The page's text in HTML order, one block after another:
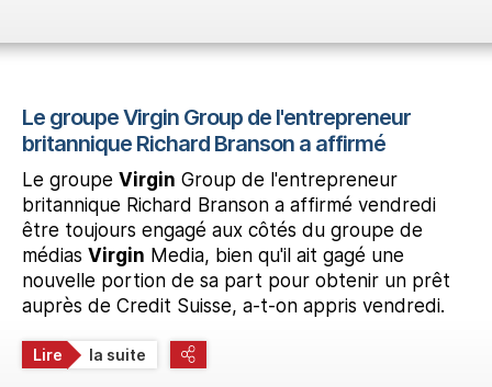
Le groupe Virgin Group de l'entrepreneur
britannique Richard Branson a affirmé
Le groupe Virgin Group de l'entrepreneur
britannique Richard Branson a affirmé vendredi
être toujours engagé aux côtés du groupe de
médias Virgin Media, bien qu'il ait gagé une
nouvelle portion de sa part pour obtenir un prêt
auprès de Credit Suisse, a-t-on appris vendredi.
Lire la suite